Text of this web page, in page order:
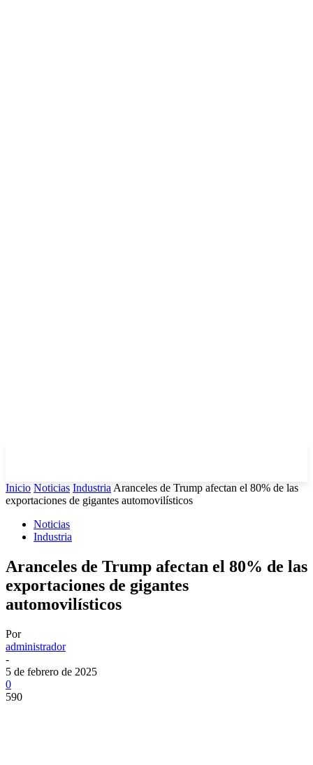
Inicio Noticias Industria Aranceles de Trump afectan el 80% de las
exportaciones de gigantes automovilísticos
Noticias
Industria
Aranceles de Trump afectan el 80% de las
exportaciones de gigantes
automovilísticos
Por
administrador
-
5 de febrero de 2025
0
590